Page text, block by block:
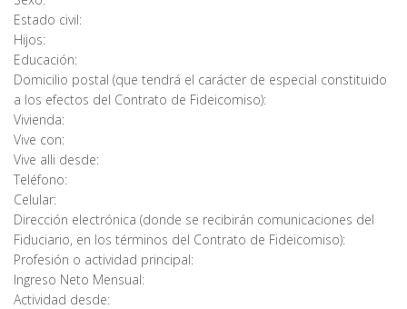
Estado civil:
Hijos:
Educación:
Domicilio postal (que tendrá el carácter de especial constituido
a los efectos del Contrato de Fideicomiso):
Vivienda:
Vive con:
Vive alli desde:
Teléfono:
Celular:
Dirección electrónica (donde se recibirán comunicaciones del
Fiduciario, en los términos del Contrato de Fideicomiso):
Profesión o actividad principal:
Ingreso Neto Mensual:
Actividad desde: